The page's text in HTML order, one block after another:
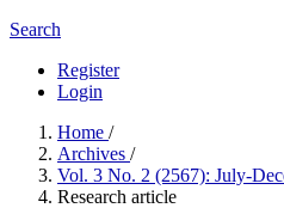
Search
Register
Login
Home /
Archives /
Vol. 3 No. 2 (2567): July-
Research article